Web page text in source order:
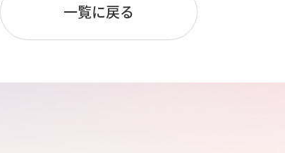
一覧に戻る